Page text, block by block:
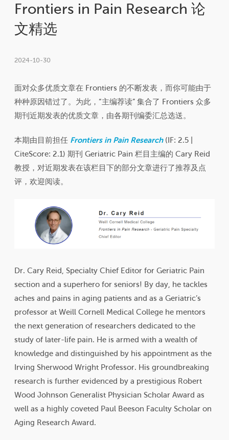
Frontiers in Pain Research 论
文精选
2024-10-30
面对众多优质文章在 Frontiers 的不断发表，而你可能由于
种种原因错过了。为此，“主编荐读” 集合了 Frontiers 众多
期刊近期发表的优质文章，由各期刊编委汇总选送。
本期由目前担任 Frontiers in Pain Research(IF: 2.5 |
CiteScore: 2.1) 期刊 Geriatric Pain 栏目主编的 Cary Reid
教授，对近期发表在该栏目下的部分文章进行了推荐及点
评，欢迎阅读。
Dr. Cary Reid, Specialty Chief Editor for Geriatric Pain
section and a superhero for seniors! By day, he tackles
aches and pains in aging patients and as a Geriatric’s
professor at Weill Cornell Medical College he mentors
the next generation of researchers dedicated to the
study of later-life pain. He is armed with a wealth of
knowledge and distinguished by his appointment as the
Irving Sherwood Wright Professor. His groundbreaking
research is further evidenced by a prestigious Robert
Wood Johnson Generalist Physician Scholar Award as
well as a highly coveted Paul Beeson Faculty Scholar on
Aging Research Award.